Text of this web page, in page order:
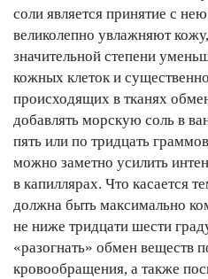
соли является принятие с
великолепно увлажняют
значительной степени
кожных клеток и
происходящих в тканях
добавлять морскую соль в
пять или по тридцать
можно заметно усилить
в капиллярах. Что касается
должна быть максимально
не ниже тридцати шести
«разогнать» обмен веществ
кровообращения, а также